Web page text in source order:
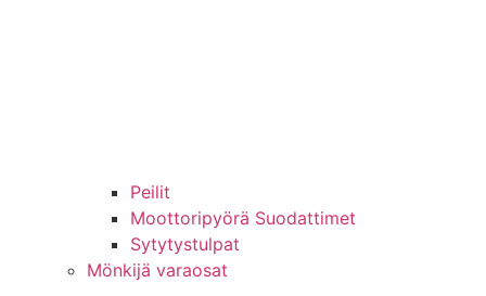
Peilit
Moottoripyörä Suodattimet
Sytytystulpat
Mönkijä varaosat